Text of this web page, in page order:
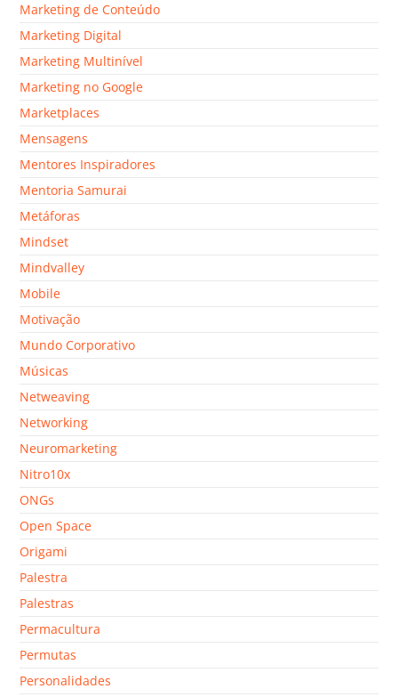
Marketing de Conteúdo
Marketing Digital
Marketing Multinível
Marketing no Google
Marketplaces
Mensagens
Mentores Inspiradores
Mentoria Samurai
Metáforas
Mindset
Mindvalley
Mobile
Motivação
Mundo Corporativo
Músicas
Netweaving
Networking
Neuromarketing
Nitro10x
ONGs
Open Space
Origami
Palestra
Palestras
Permacultura
Permutas
Personalidades